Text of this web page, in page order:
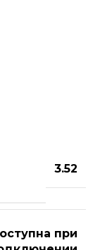
3.52
при